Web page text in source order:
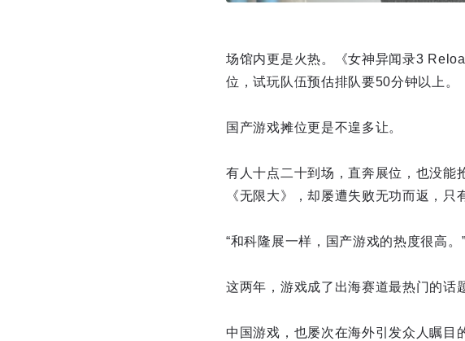
场馆内更是火热。《女神异闻录3
位，试玩队伍预估排队要50分钟以上。
国产游戏摊位更是不遑多让。
有人十点二十到场，直奔展位，也没能
《无限大》，却屡遭失败无功而返，只
“和科隆展一样，国产游戏的热度很高。
这两年，游戏成了出海赛道最热门的话
中国游戏，也屡次在海外引发众人瞩